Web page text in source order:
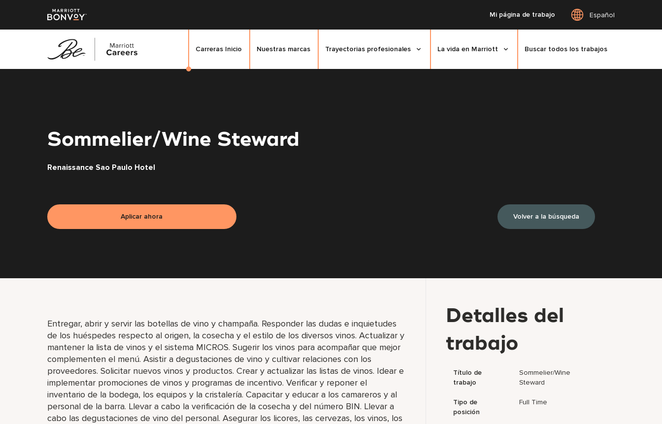
Mi página de trabajo Español
Carreras Inicio Nuestras marcas Trayectorias profesionales La vida en Marriott Buscar todos los trabajos
Sommelier/Wine Steward
Renaissance Sao Paulo Hotel
Aplicar ahora Volver a la búsqueda
Entregar, abrir y servir las botellas de vino y champaña. Responder las dudas e inquietudes
de los huéspedes respecto al origen, la cosecha y el estilo de los diversos vinos. Actualizar y
mantener la lista de vinos y el sistema MICROS. Sugerir los vinos para acompañar que mejor
complementen el menú. Asistir a degustaciones de vino y cultivar relaciones con los
proveedores. Solicitar nuevos vinos y productos. Crear y actualizar las listas de vinos. Idear e
implementar promociones de vinos y programas de incentivo. Verificar y reponer el
inventario de la bodega, los equipos y la cristalería. Capacitar y educar a los camareros y al
personal de la barra. Llevar a cabo la verificación de la cosecha y del número BIN. Llevar a
cabo las degustaciones de vino del personal. Asegurar los licores, las cervezas, los vinos, los
Detalles del
trabajo
Título de
trabajo
Sommelier/Wine
Steward
Tipo de
posición
Full Time